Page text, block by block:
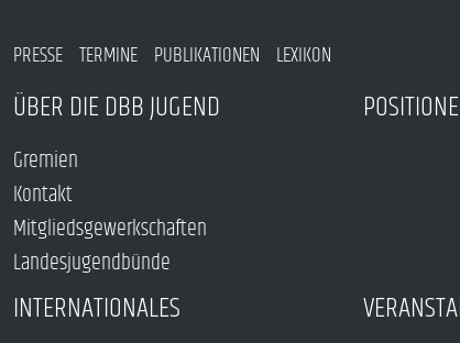
PRESSE TERMINE PUBLIKATIONEN LEXIKON
ÜBER DIE DBB JUGEND
Gremien
Kontakt
Mitgliedsgewerkschaften
Landesjugendbünde
INTERNATIONALES